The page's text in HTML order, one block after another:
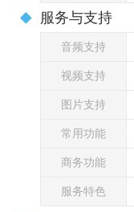
服务与支持
音频支持
视频支持
图片支持
常用功能
商务功能
服务特色